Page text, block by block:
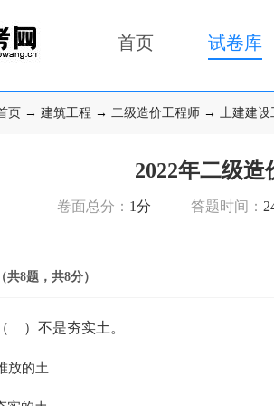
首页 试卷库
页 → 建筑工程 → 二级造价工程师 → 土建建设
2022年二级造
卷面总分： 1分 答题时间：
（共8题，共8分）
）不是夯实土。
放的土